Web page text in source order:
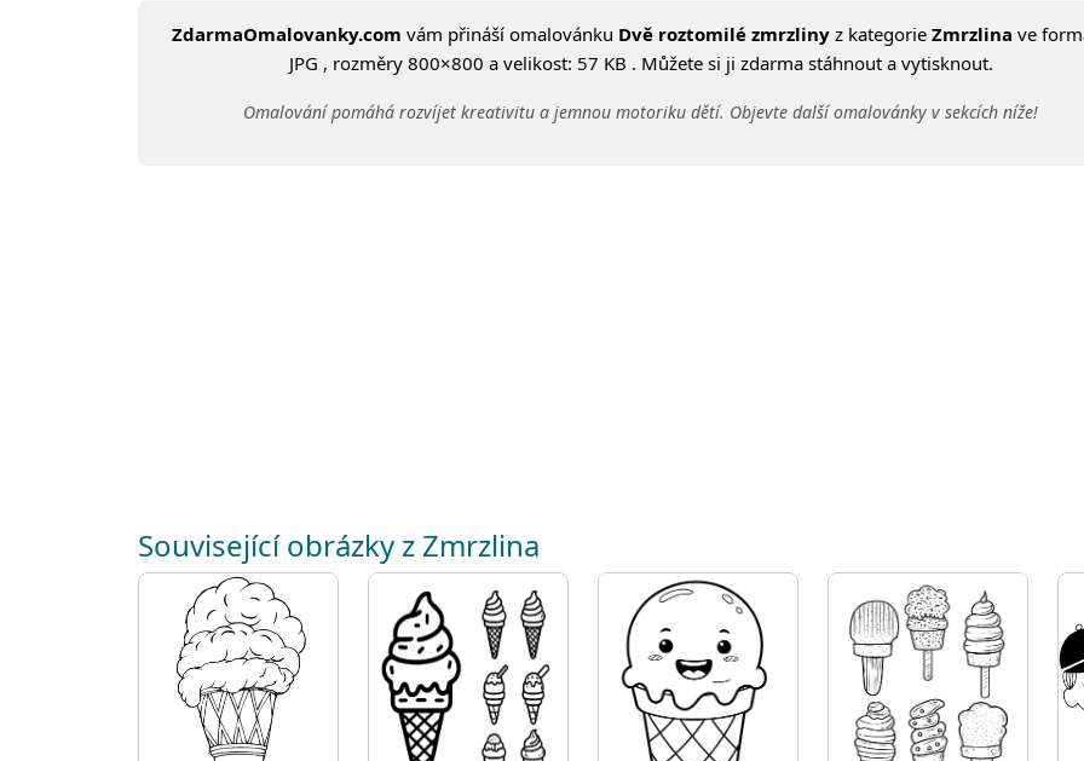
ZdarmaOmalovanky.com vám přináší omalovánku Dvě roztomilé zmrzliny z kategorie Zmrzlina ve
JPG , rozměry 800×800 a velikost: 57 KB . Můžete si ji zdarma stáhnout a vytisknout.
Omalování pomáhá rozvíjet kreativitu a jemnou motoriku dětí. Objevte další omalovánky v sekcích níže!
Související obrázky z Zmrzlina